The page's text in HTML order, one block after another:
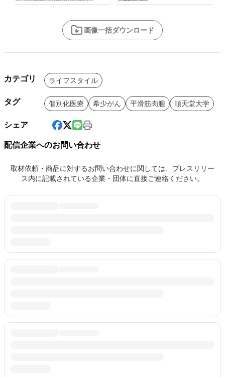
画像一括ダウンロード
カテゴリ ライフスタイル
タグ 個別化医療 希少がん 平滑筋肉腫 順天堂大学
シェア
配信企業へのお問い合わせ
取材依頼・商品に対するお問い合わせに関しては、プレスリリー
ス内に記載されている企業・団体に直接ご連絡ください。